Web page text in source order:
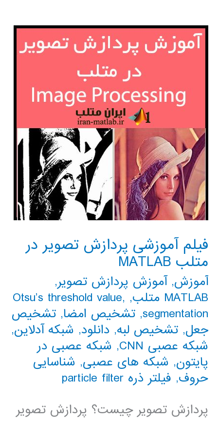
فیلم آموزشی پردازش تصویر در
متلب MATLAB
آموزش,آموزش پردازش تصویر,
MATLAB متلب
,
Otsu’s threshold value,
segmentation
, تشخیص امضا, تشخیص
جعل, تشخیص لبه, دانلود, شبکه آدلاین,
شبکه عصبی CNN
, شبکه عصبی در
پایتون, شبکه های عصبی, شناسایی
حروف, فیلتر ذره particle filter
پردازش تصویر چیست؟ پردازش تصویر